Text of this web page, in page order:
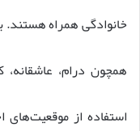
خانوادگی همراه هستند.
همچون درام،
استفاده از